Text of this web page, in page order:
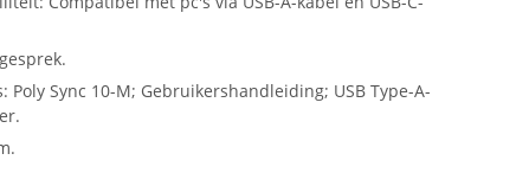
Poly Sync 10-M; Gebruikershandleiding; USB Type-A-